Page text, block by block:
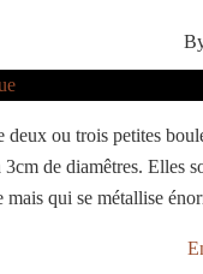
ou trois petites
3cm de diamêtres. Elles
mais qui se métallise